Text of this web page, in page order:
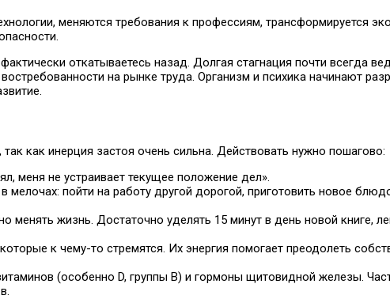
меняются требования к профессиям, трансформируется
откатываетесь назад. Долгая стагнация почти всегда
на рынке труда. Организм и психика начинают
как инерция застоя очень сильна. Действовать нужно пошагово:
меня не устраивает текущее положение дел».
мелочах: пойти на работу другой дорогой, приготовить новое
менять жизнь. Достаточно уделять 15 минут в день новой книге,
к чему-то стремятся. Их энергия помогает преодолеть
(особенно D, группы B) и гормоны щитовидной железы.